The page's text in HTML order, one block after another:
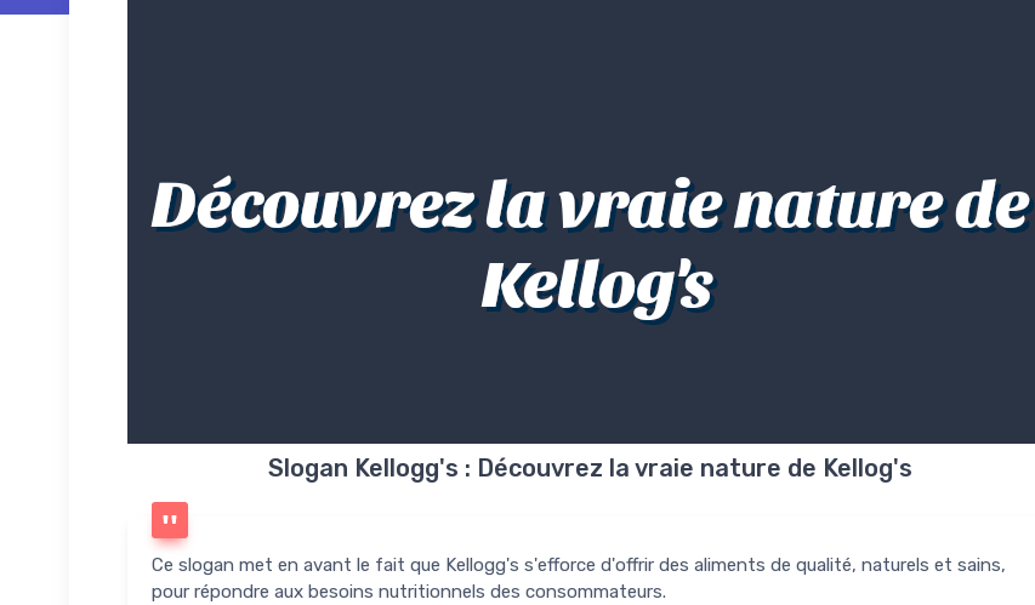
Découvrez la vraie nature de
Kellog's
Slogan Kellogg's : Découvrez la vraie nature de Kellog's
Ce slogan met en avant le fait que Kellogg's s'efforce d'offrir des aliments de qualité, naturels et sains,
pour répondre aux besoins nutritionnels des consommateurs.